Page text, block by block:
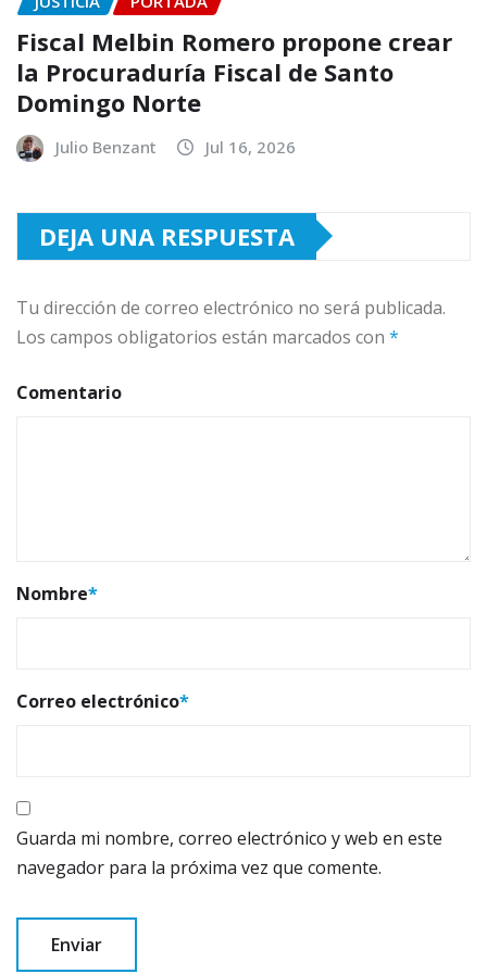
Fiscal Melbin Romero propone crear
la Procuraduría Fiscal de Santo
Domingo Norte
Julio Benzant Jul 16, 2026
DEJA UNA RESPUESTA
Tu dirección de correo electrónico no será publicada.
Los campos obligatorios están marcados con *
Comentario
Nombre*
Correo electrónico*
Guarda mi nombre, correo electrónico y web en este
navegador para la próxima vez que comente.